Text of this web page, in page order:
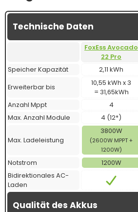
Technische Daten
FoxEss Avocado
22 Pro
Speicher Kapazität
2,11 kWh
Erweiterbar bis
10,55 kWh x 3
= 31,65kWh
Anzahl Mppt
4
Max. Anzahl Module
4 (12*)
Max. Ladeleistung
3800W
(2600W MPPT +
1200W)
Notstrom 1200W
Bidirektionales AC-
Laden
Qualität des Akkus